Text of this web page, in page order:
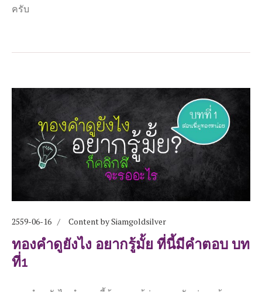
ครับ
2559-06-16 Content by Siamgoldsilver
ทองคำดูยังไง อยากรู้มั้ย ที่นี้มีคำตอบ บท
ที่1